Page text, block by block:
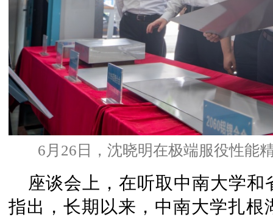
6月26日，沈晓明在极端服役性能
座谈会上，在听取中南大学
指出，长期以来，中南大学扎